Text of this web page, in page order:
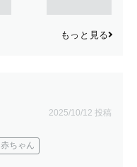
もっと見る
2025/10/12 投稿
赤ちゃん